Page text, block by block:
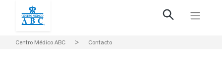
Centro Médico ABC > Contacto